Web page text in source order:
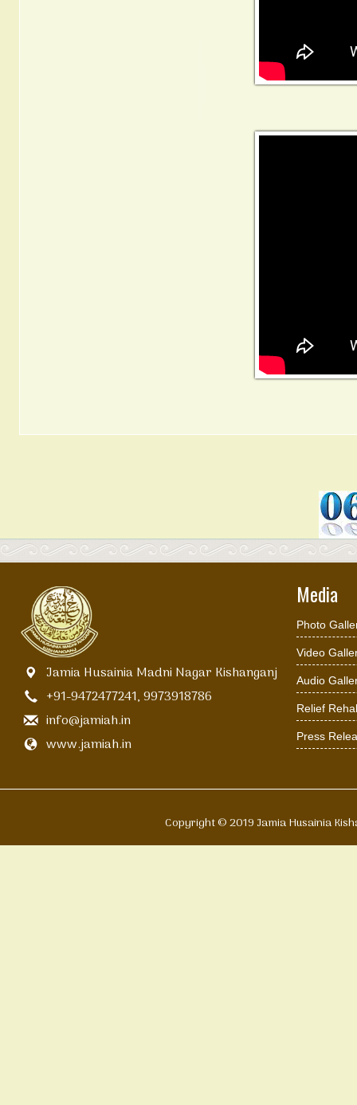
Jamia Husainia Madni Nagar Kishanganj
+91-9472477241, 9973918786
info@jamiah.in
www.jamiah.in
Media
Photo
Video
Audio
Relief
Press
Copyright © 2019 Jamia